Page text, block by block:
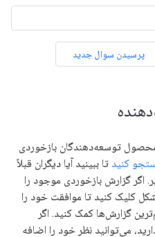
پرسیدن سوال جدید
محصول توسعه‌دهندگان بازخوردی
کنید تا ببینید آیا دیگران قبلاً
اگر گزارش بازخوردی موجود را
کلیک کنید تا موافقت خود را
گزارش‌ها کمک کنید. اگر
می‌توانید نظر خود را اضافه